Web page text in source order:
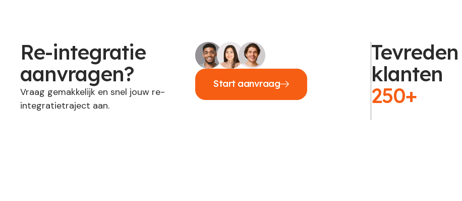
Re-integratie
aanvragen?
Vraag gemakkelijk en snel jouw re-
integratietraject aan.
Start aanvraag
Tevreden
klanten
250+